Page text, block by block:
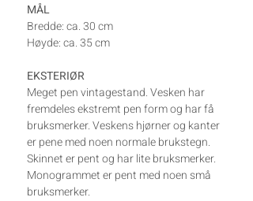
MÅL
Bredde: ca. 30 cm
Høyde: ca. 35 cm
EKSTERIØR
Meget pen vintagestand. Vesken har
fremdeles ekstremt pen form og har få
bruksmerker. Veskens hjørner og kanter
er pene med noen normale brukstegn.
Skinnet er pent og har lite bruksmerker.
Monogrammet er pent med noen små
bruksmerker.